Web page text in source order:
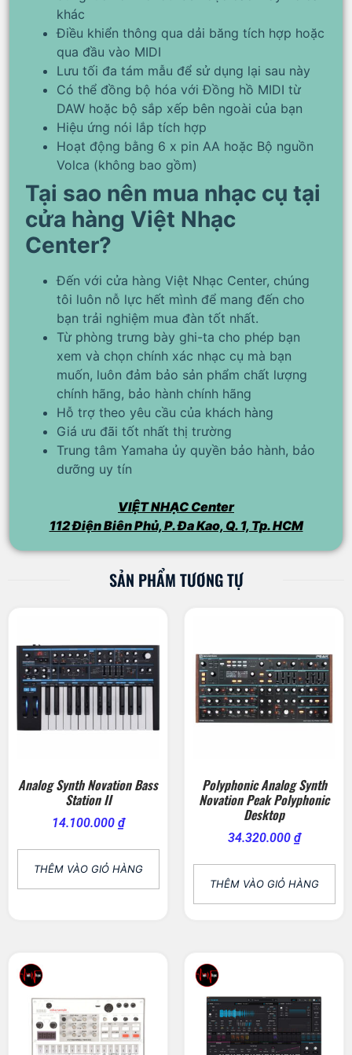
khác
Điều khiển thông qua dải băng tích hợp hoặc
qua đầu vào MIDI
Lưu tối đa tám mẫu để sử dụng lại sau này
Có thể đồng bộ hóa với Đồng hồ MIDI từ
DAW hoặc bộ sắp xếp bên ngoài của bạn
Hiệu ứng nói lắp tích hợp
Hoạt động bằng 6 x pin AA hoặc Bộ nguồn
Volca (không bao gồm)
Tại sao nên mua nhạc cụ tại
cửa hàng Việt Nhạc
Center?
Đến với cửa hàng Việt Nhạc Center, chúng
tôi luôn nỗ lực hết mình để mang đến cho
bạn trải nghiệm mua đàn tốt nhất.
Từ phòng trưng bày ghi-ta cho phép bạn
xem và chọn chính xác nhạc cụ mà bạn
muốn, luôn đảm bảo sản phẩm chất lượng
chính hãng, bảo hành chính hãng
Hỗ trợ theo yêu cầu của khách hàng
Giá ưu đãi tốt nhất thị trường
Trung tâm Yamaha ủy quyền bảo hành, bảo
dưỡng uy tín
VIỆT NHẠC Center
112 Điện Biên Phủ, P. Đa Kao, Q. 1, Tp. HCM
SẢN PHẨM TƯƠNG TỰ
Analog Synth Novation Bass
Station II
14.100.000 ₫
THÊM VÀO GIỎ HÀNG
Polyphonic Analog Synth
Novation Peak Polyphonic
Desktop
34.320.000 ₫
THÊM VÀO GIỎ HÀNG